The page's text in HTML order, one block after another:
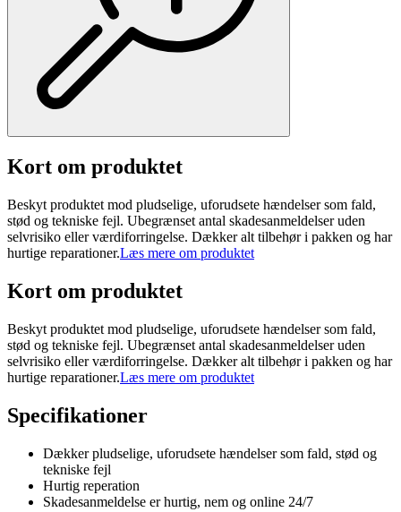
Kort om produktet
Beskyt produktet mod pludselige, uforudsete hændelser som fald,
stød og tekniske fejl. Ubegrænset antal skadesanmeldelser uden
selvrisiko eller værdiforringelse. Dækker alt tilbehør i pakken og har
hurtige reparationer.Læs mere om produktet
Kort om produktet
Beskyt produktet mod pludselige, uforudsete hændelser som fald,
stød og tekniske fejl. Ubegrænset antal skadesanmeldelser uden
selvrisiko eller værdiforringelse. Dækker alt tilbehør i pakken og har
hurtige reparationer.Læs mere om produktet
Specifikationer
Dækker pludselige, uforudsete hændelser som fald, stød og
tekniske fejl
Hurtig reperation
Skadesanmeldelse er hurtig, nem og online 24/7